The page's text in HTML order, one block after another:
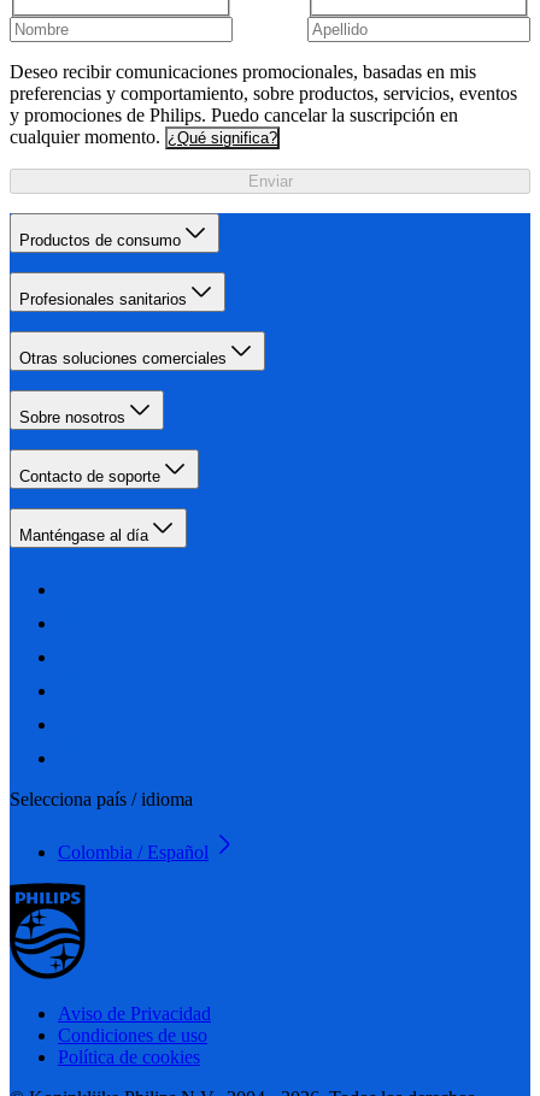
Deseo recibir comunicaciones promocionales, basadas en mis
preferencias y comportamiento, sobre productos, servicios, eventos
y promociones de Philips. Puedo cancelar la suscripción en
cualquier momento. ¿Qué significa?
Enviar
Productos de consumo
Profesionales sanitarios
Otras soluciones comerciales
Sobre nosotros
Contacto de soporte
Manténgase al día
Selecciona país / idioma
Colombia / Español
Aviso de Privacidad
Condiciones de uso
Política de cookies